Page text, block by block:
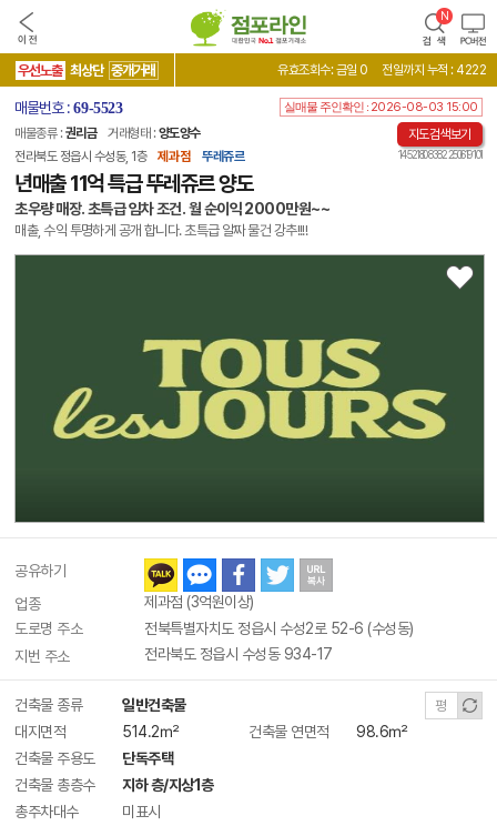
우선노출 최상단 중개거래 유효조회수: 금일 0 전일까지 누적 : 4222
매물번호 :69-5523 실매물 주인확인 : 2026-08-03 15:00
매물종류 : 권리금 거래형태 : 양도양수
지도검색보기
전라북도 정읍시 수성동, 1층
제과점 뚜레쥬르 14 52180 8382 250619 101
년매출 11억 특급 뚜레쥬르 양도
초우량 매장. 초특급 임차 조건. 월 순이익 2000만원~~
매출, 수익 투명하게 공개 합니다. 초특급 알짜 물건 강추!!!!
공유하기
업종
제과점 (3억원이상)
도로명 주소
전북특별자치도 정읍시 수성2로 52-6 (수성동)
지번 주소
전라북도 정읍시 수성동 934-17
건축물 종류 일반건축물 평
대지면적 514.2㎡ 건축물 연면적
98.6㎡
건축물 주용도
단독주택
건축물 총층수
지하 층/지상1층
총주차대수
미표시